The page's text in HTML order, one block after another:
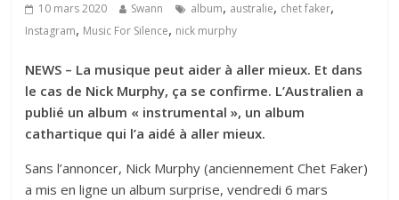
10 mars 2020 Swann album, australie, chet faker,
Instagram, Music For Silence, nick murphy
NEWS – La musique peut aider à aller mieux. Et dans
le cas de Nick Murphy, ça se confirme. L’Australien a
publié un album « instrumental », un album
cathartique qui l’a aidé à aller mieux.
Sans l’annoncer, Nick Murphy (anciennement Chet Faker)
a mis en ligne un album surprise, vendredi 6 mars